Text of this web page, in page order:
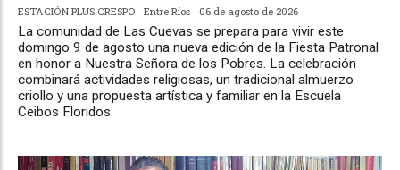
ESTACIÓN PLUS CRESPO Entre Ríos 06 de agosto de 2026
La comunidad de Las Cuevas se prepara para vivir este
domingo 9 de agosto una nueva edición de la Fiesta Patronal
en honor a Nuestra Señora de los Pobres. La celebración
combinará actividades religiosas, un tradicional almuerzo
criollo y una propuesta artística y familiar en la Escuela
Ceibos Floridos.